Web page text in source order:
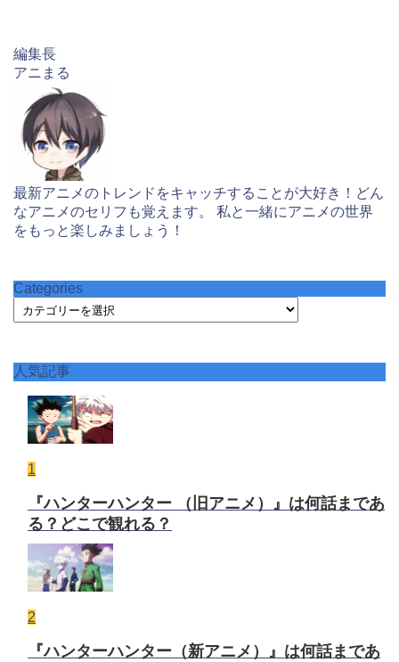
編集長
アニまる
最新アニメのトレンドをキャッチすることが大好き！どん
なアニメのセリフも覚えます。 私と一緒にアニメの世界
をもっと楽しみましょう！
Categories
Categories
人気記事
1
『ハンターハンター （旧アニメ）』は何話まであ
る？どこで観れる？
2
『ハンターハンター（新アニメ）』は何話まであ